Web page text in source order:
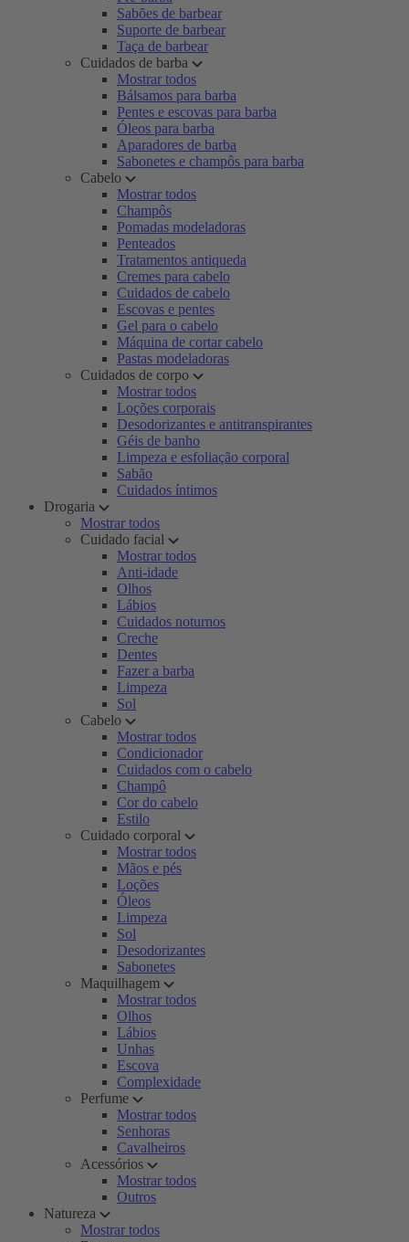
Sabões de barbear
Suporte de barbear
Taça de barbear
Cuidados de barba
Mostrar todos
Bálsamos para barba
Pentes e escovas para barba
Óleos para barba
Aparadores de barba
Sabonetes e champôs para barba
Cabelo
Mostrar todos
Champôs
Pomadas modeladoras
Penteados
Tratamentos antiqueda
Cremes para cabelo
Cuidados de cabelo
Escovas e pentes
Gel para o cabelo
Máquina de cortar cabelo
Pastas modeladoras
Cuidados de corpo
Mostrar todos
Loções corporais
Desodorizantes e antitranspirantes
Géis de banho
Limpeza e esfoliação corporal
Sabão
Cuidados íntimos
Drogaria
Mostrar todos
Cuidado facial
Mostrar todos
Anti-idade
Olhos
Lábios
Cuidados noturnos
Creche
Dentes
Fazer a barba
Limpeza
Sol
Cabelo
Mostrar todos
Condicionador
Cuidados com o cabelo
Champô
Cor do cabelo
Estilo
Cuidado corporal
Mostrar todos
Mãos e pés
Loções
Óleos
Limpeza
Sol
Desodorizantes
Sabonetes
Maquilhagem
Mostrar todos
Olhos
Lábios
Unhas
Escova
Complexidade
Perfume
Mostrar todos
Senhoras
Cavalheiros
Acessórios
Mostrar todos
Outros
Natureza
Mostrar todos